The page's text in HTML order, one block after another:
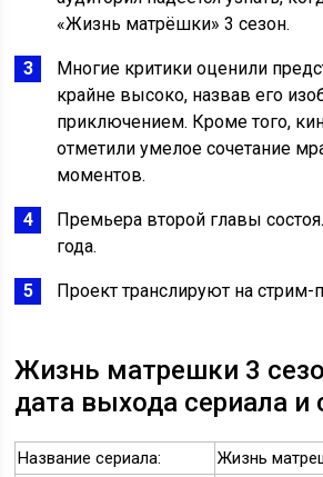
«Жизнь матрёшки» 3 сезон.
Многие критики оценили
крайне высоко, назвав его
приключением. Кроме того,
отметили умелое сочетание
моментов.
Премьера второй главы
года.
Проект транслируют на
Жизнь матрешки 3
дата выхода сериала и
Название сериала:
Жизнь